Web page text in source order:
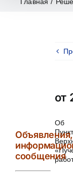
от
Об
Объявления,
сообщения